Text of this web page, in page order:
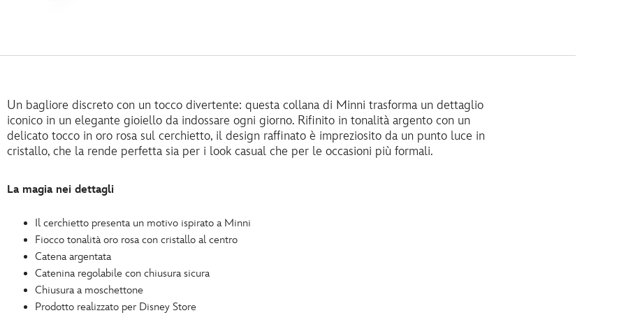
Un bagliore discreto con un tocco divertente: questa collana di Minni trasforma un dettaglio
iconico in un elegante gioiello da indossare ogni giorno. Rifinito in tonalità argento con un
delicato tocco in oro rosa sul cerchietto, il design raffinato è impreziosito da un punto luce in
cristallo, che la rende perfetta sia per i look casual che per le occasioni più formali.
La magia nei dettagli
Il cerchietto presenta un motivo ispirato a Minni
Fiocco tonalità oro rosa con cristallo al centro
Catena argentata
Catenina regolabile con chiusura sicura
Chiusura a moschettone
Prodotto realizzato per Disney Store